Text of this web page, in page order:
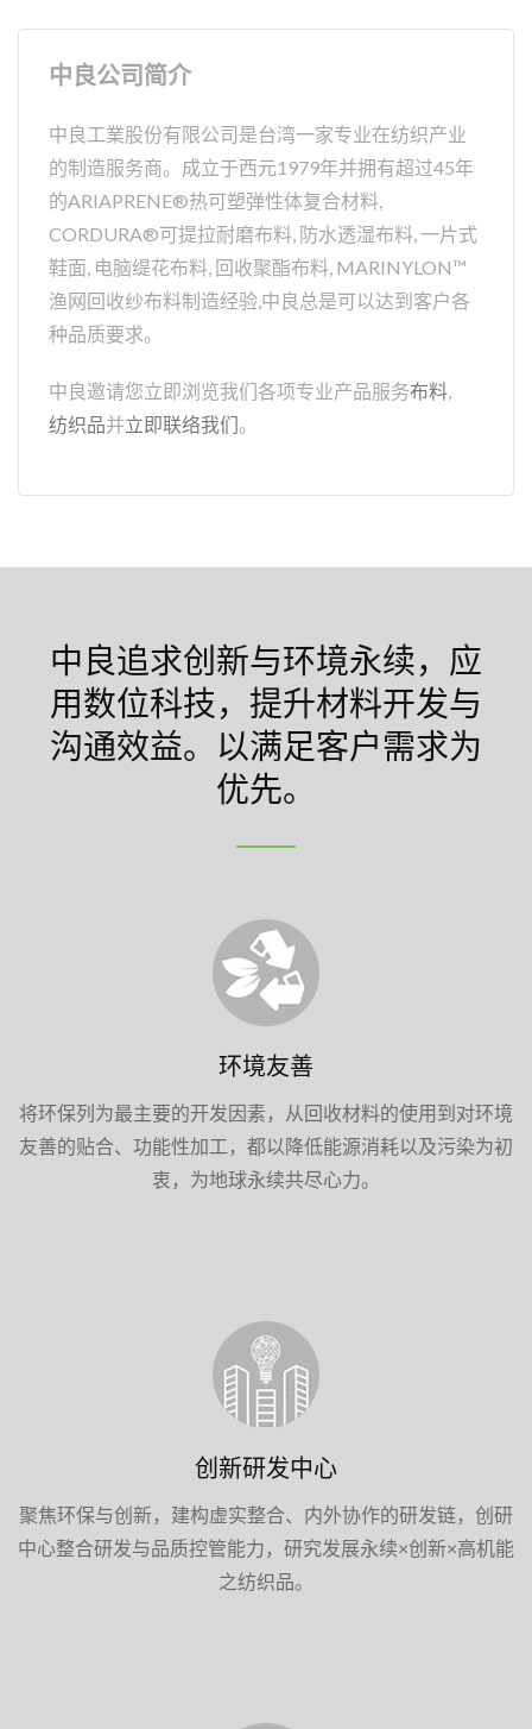
中良公司简介
中良工業股份有限公司是台湾一家专业在纺织产业
的制造服务商。成立于西元1979年并拥有超过45年
的ARIAPRENE®热可塑弹性体复合材料,
CORDURA®可提拉耐磨布料, 防水透湿布料, 一片式
鞋面, 电脑缇花布料, 回收聚酯布料, MARINYLON™
渔网回收纱布料制造经验,中良总是可以达到客户各
种品质要求。
中良邀请您立即浏览我们各项专业产品服务布料,
纺织品并立即联络我们。
中良追求创新与环境永续，应
用数位科技，提升材料开发与
沟通效益。以满足客户需求为
优先。
环境友善
将环保列为最主要的开发因素，从回收材料的使用到对环境
友善的贴合、功能性加工，都以降低能源消耗以及污染为初
衷，为地球永续共尽心力。
创新研发中心
聚焦环保与创新，建构虚实整合、内外协作的研发链，创研
中心整合研发与品质控管能力，研究发展永续×创新×高机能
之纺织品。